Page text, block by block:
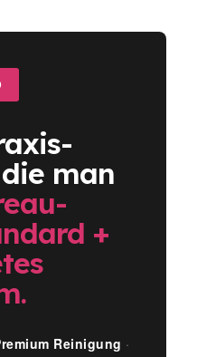
man
+
Reinigung ·